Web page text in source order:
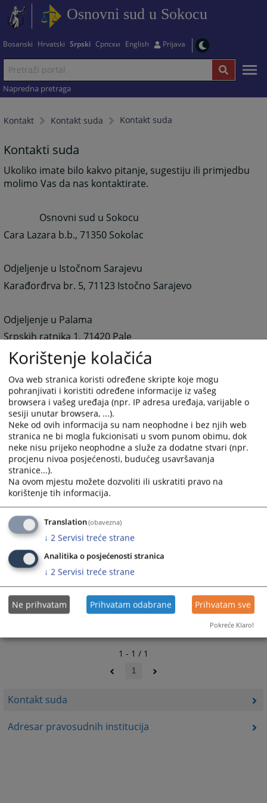
Osnovni sud u Sokocu
Bosanski Hrvatski Srpski Српски English Prijava
Napredna pretraga
Kontakt Kontakt suda Kontakt suda
Kontakt suda
Adresar pravosudnih institucija
Kontakti suda
Ukoliko imate bilo kakvo pitanje, sugestiju ili primjedbu
molimo Vas da nas kontaktirate.
Osnovni sud u Sokocu
Cara Lazara b.b., 71350 Sokolac
Odjeljenje u Istočnom Sarajevu
Karađorđrva br. 5, 71123 Istočno Sarajevo
Odjeljenje u Palama
Srpskih ratnika 1, 71420 Pale
Telefoni:
Centrala: 057/448-113
Odjeljenje za prekršaje: 057/448-229
Odjeljenje u Istočnom Sarajevu: 057/342-528
Odjeljenje u Palama: 057/230-989
Sekretar suda: 057/448-113 lokal 112
Fax: 057/448-113
e-mail:ossudsok@teol.net
e-mail:ossud-sokolac@pravosudje.ba
21832 PREGLEDA
1 - 1 / 1
1
Korištenje kolačića
Ova web stranica koristi određene skripte koje mogu
pohranjivati i koristiti određene informacije iz vašeg
browsera i vašeg uređaja (npr. IP adresa uređaja, varijable o
sesiji unutar browsera, ...).
Neke od ovih informacija su nam neophodne i bez njih web
stranica ne bi mogla fukcionisati u svom punom obimu, dok
neke nisu prijeko neophodne a služe za dodatne stvari (npr.
procjenu nivoa posjećenosti, budućeg usavršavanja
stranice...).
Na ovom mjestu možete dozvoliti ili uskratiti pravo na
korištenje tih informacija.
Translation(obavezna)
↓ 2 Servisi treće strane
Analitika o posjećenosti stranica
↓ 2 Servisi treće strane
Ne prihvatam Prihvatam odabrane Prihvatam sve
Pokreće Klaro!